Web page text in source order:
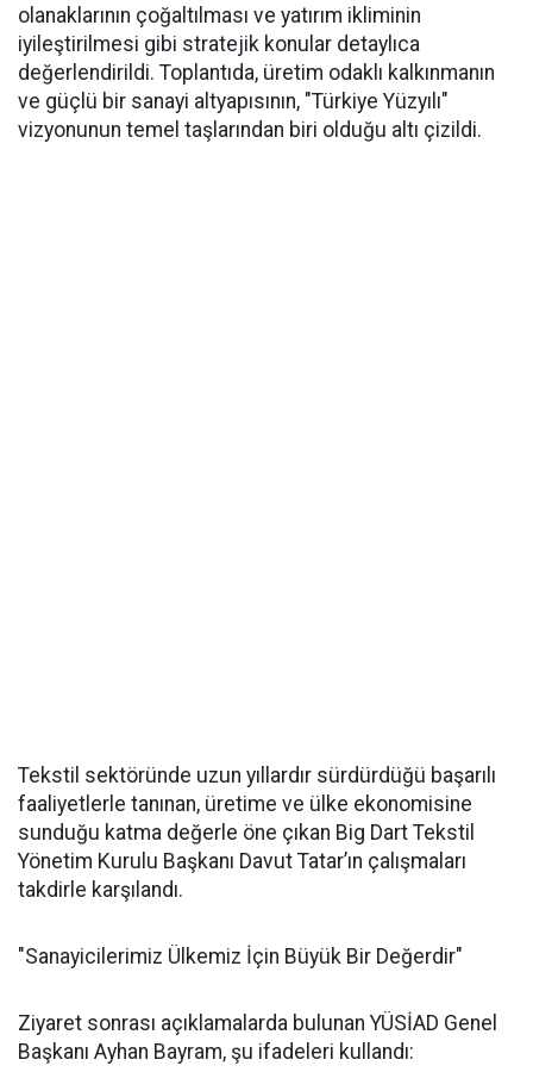
olanaklarının çoğaltılması ve yatırım ikliminin
iyileştirilmesi gibi stratejik konular detaylıca
değerlendirildi. Toplantıda, üretim odaklı kalkınmanın
ve güçlü bir sanayi altyapısının, "Türkiye Yüzyılı"
vizyonunun temel taşlarından biri olduğu altı çizildi.
Tekstil sektöründe uzun yıllardır sürdürdüğü başarılı
faaliyetlerle tanınan, üretime ve ülke ekonomisine
sunduğu katma değerle öne çıkan Big Dart Tekstil
Yönetim Kurulu Başkanı Davut Tatar’ın çalışmaları
takdirle karşılandı.
"Sanayicilerimiz Ülkemiz İçin Büyük Bir Değerdir"
Ziyaret sonrası açıklamalarda bulunan YÜSİAD Genel
Başkanı Ayhan Bayram, şu ifadeleri kullandı: